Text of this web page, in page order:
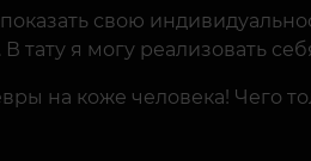
свою
тату я могу реализовать
на коже человека! Чего